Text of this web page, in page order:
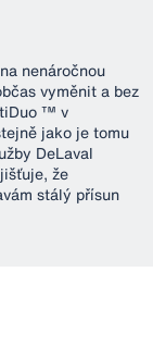
nenáročnou
vyměnit a bez
™ v
jako je tomu
DeLaval
že
stálý přísun